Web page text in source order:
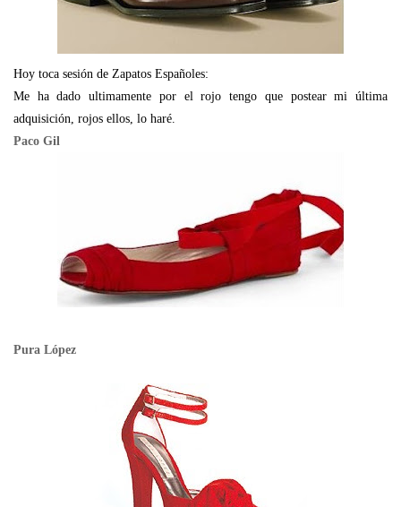
Hoy toca sesión de Zapatos Españoles:
Me ha dado ultimamente por el rojo tengo que postear mi última
adquisición, rojos ellos, lo haré.
Paco Gil
Pura López